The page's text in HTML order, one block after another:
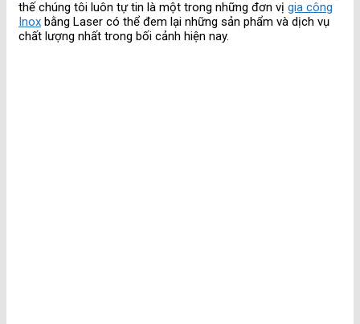
thế chúng tôi luôn tự tin là một trong những đơn vị gia công
Inox bằng Laser có thể đem lại những sản phẩm và dịch vụ
chất lượng nhất trong bối cảnh hiện nay.